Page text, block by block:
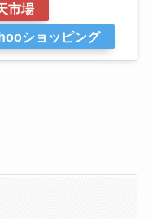
市場
ショッピング